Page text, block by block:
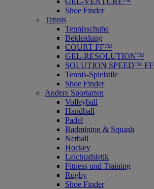
Shoe Finder
Tennis
Tennisschuhe
Bekleidung
COURT FF™
GEL-RESOLUTION™
SOLUTION SPEED™ FF
Tennis-Spielstile
Shoe Finder
Andere Sportarten
Volleyball
Handball
Padel
Badminton & Squash
Netball
Hockey
Leichtathletik
Fitness und Training
Rugby
Shoe Finder